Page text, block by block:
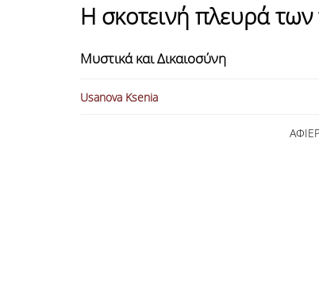
Η σκοτεινή πλευρά
Μυστικά και Δικαιοσύνη
Usanova Ksenia